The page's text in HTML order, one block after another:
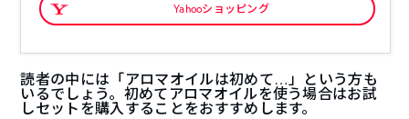
Yahooショッピング
読者の中には「アロマオイルは初めて…」という方も
いるでしょう。初めてアロマオイルを使う場合はお試
しセットを購入することをおすすめします。